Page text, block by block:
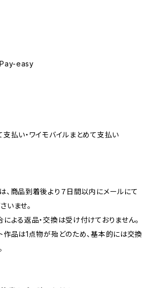
Pay-easy
支払い・ワイモバイルまとめて支払い
、商品到着後より７日間以内にメールにて
いませ。
による返品・交換は受け付けておりません。
作品は1点物が殆どのため、基本的には交換